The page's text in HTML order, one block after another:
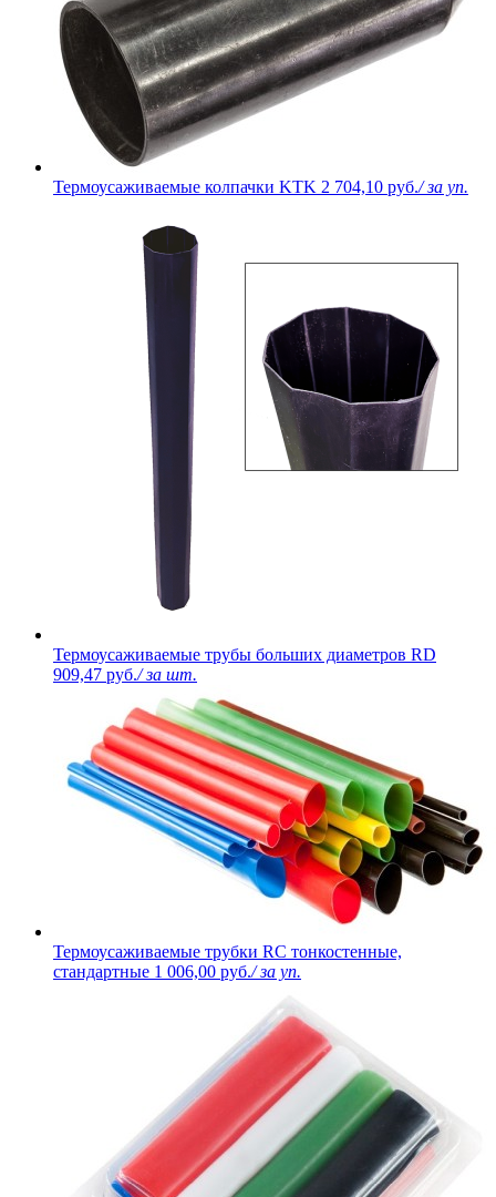
Термоусаживаемые колпачки KTK 2 704,10 руб./ за уп.
Термоусаживаемые трубы больших диаметров RD
909,47 руб./ за шт.
Термоусаживаемые трубки RC тонкостенные,
стандартные 1 006,00 руб./ за уп.